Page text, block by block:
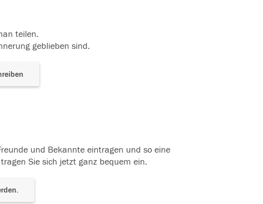
teilen.
geblieben sind.
und Bekannte eintragen und so eine
Sie sich jetzt ganz bequem ein.